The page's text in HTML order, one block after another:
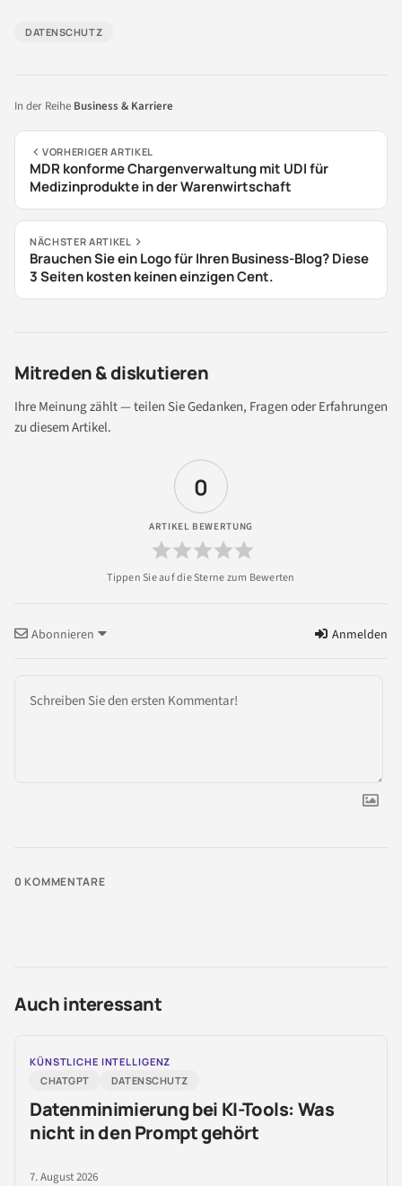
DATENSCHUTZ
In der Reihe Business & Karriere
VORHERIGER ARTIKEL
MDR konforme Chargenverwaltung mit UDI für
Medizinprodukte in der Warenwirtschaft
NÄCHSTER ARTIKEL
Brauchen Sie ein Logo für Ihren Business-Blog? Diese
3 Seiten kosten keinen einzigen Cent.
Mitreden & diskutieren
Ihre Meinung zählt — teilen Sie Gedanken, Fragen oder Erfahrungen
zu diesem Artikel.
0
ARTIKEL BEWERTUNG
Abonnieren Anmelden
0 KOMMENTARE
Auch interessant
KÜNSTLICHE INTELLIGENZ
CHATGPT
DATENSCHUTZ
Datenminimierung bei KI-Tools: Was
nicht in den Prompt gehört
7. August 2026